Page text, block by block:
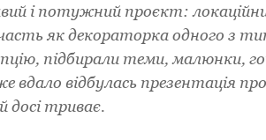
і потужний проєкт:
як декораторка одного з
підбирали теми, малюнки,
вдало відбулась презентація
досі триває.